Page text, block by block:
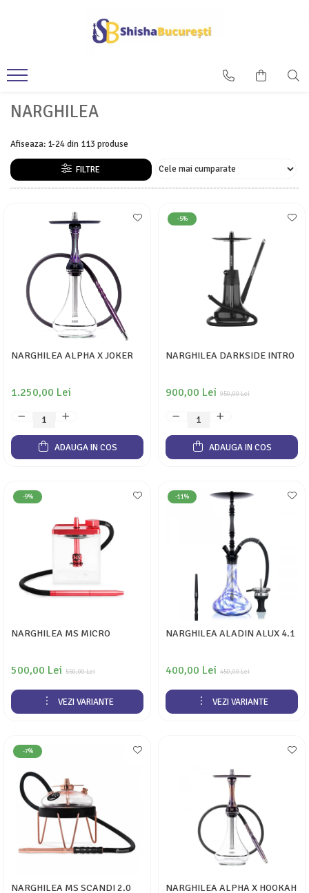
NARGHILEA
Afiseaza: 1-24din 113 produse
FILTRE
NARGHILEA ALPHA X JOKER
1.250,00 Lei
ADAUGA IN COS
-5%
NARGHILEA DARKSIDE INTRO
950,00 Lei
900,00 Lei
ADAUGA IN COS
-9%
NARGHILEA MS MICRO
550,00 Lei
500,00 Lei
VEZI VARIANTE
-11%
NARGHILEA ALADIN ALUX 4.1
450,00 Lei
400,00 Lei
VEZI VARIANTE
-7%
NARGHILEA MS SCANDI 2.0
NARGHILEA ALPHA X HOOKAH